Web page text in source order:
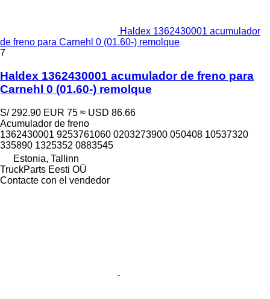
Haldex 1362430001 acumulador
de freno para Carnehl 0 (01.60-) remolque
7
Haldex 1362430001 acumulador de freno para
Carnehl 0 (01.60-) remolque
S/ 292.90 EUR 75 ≈ USD 86.66
Acumulador de freno
1362430001 9253761060 0203273900 050408 10537320
335890 1325352 0883545
Estonia, Tallinn
TruckParts Eesti OÜ
Contacte con el vendedor